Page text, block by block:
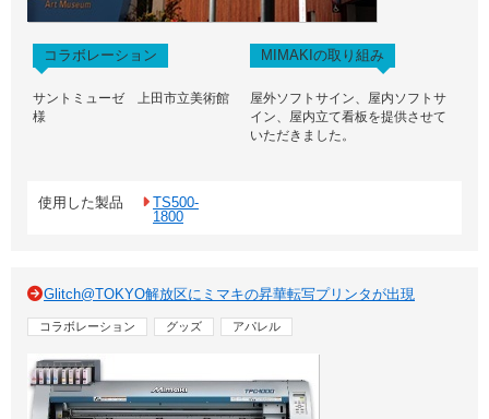
コラボレーション MIMAKIの取り組み
サントミューゼ 上田市立美術館
様
屋外ソフトサイン、屋内ソフトサ
イン、屋内立て看板を提供させて
いただきました。
使用した製品
TS500-
1800
Glitch@TOKYO解放区にミマキの昇華転写プリンタが出現
コラボレーション グッズ アパレル